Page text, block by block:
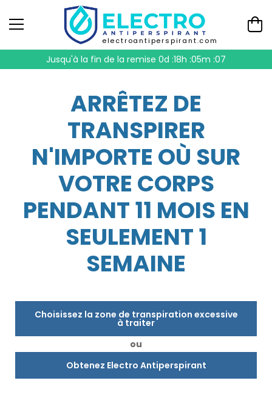
electroantiperspirant.com
Jusqu'à la fin de la remise 0d :18h :05m :06
ARRÊTEZ DE
TRANSPIRER
N'IMPORTE OÙ SUR
VOTRE CORPS
PENDANT 11 MOIS EN
SEULEMENT 1
SEMAINE
Choisissez la zone de transpiration excessive
à traiter
ou
Obtenez Electro Antiperspirant